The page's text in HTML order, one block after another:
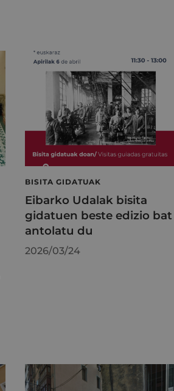
BISITA GIDATUAK
Eibarko Udalak bisita
gidatuen beste edizio bat
antolatu du
2026/03/24